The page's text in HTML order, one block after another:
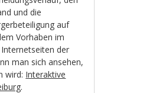
und die
auf
Vorhaben im
der
man sich ansehen,
wird: Interaktive
.